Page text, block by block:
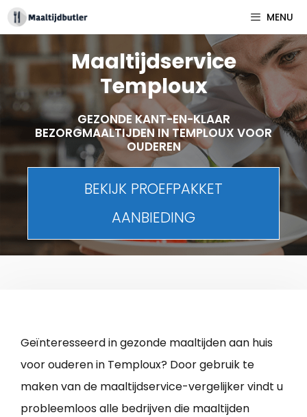
Spring
naar
inhoud
MENU
Maaltijdservice
Temploux
GEZONDE KANT-EN-KLAAR
BEZORGMAALTIJDEN IN TEMPLOUX VOOR
OUDEREN
BEKIJK PROEFPAKKET
AANBIEDING
Geïnteresseerd in gezonde maaltijden aan huis
voor ouderen in Temploux? Door gebruik te
maken van de maaltijdservice-vergelijker vindt u
probleemloos alle bedrijven die maaltijden